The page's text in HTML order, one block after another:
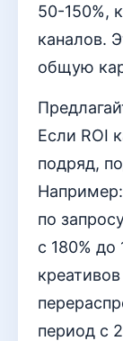
50-150%,
каналов.
общую
Если ROI
подряд,
по
с 180% до
период с